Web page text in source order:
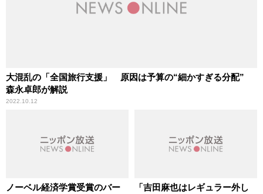
大混乱の「全国旅行支援」 原因は予算の“細かすぎる分配”
森永卓郎が解説
2022.10.12
ノーベル経済学賞受賞のバー
「吉田麻也はレギュラー外し